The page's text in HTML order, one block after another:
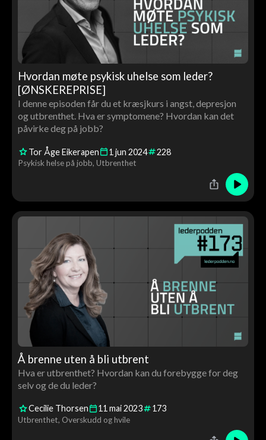
Hvordan møte psykisk uhelse som leder?
[ØNSKEREPRISE]
I denne episoden får du et kræsjkurs i angst, depresjon
og utbrenthet. Hva er symptomene? Hvordan kan det
påvirke deg på jobb?
Tor Åge Eikerapen 1 jun 2024 228
Psykisk helse på jobb Utbrenthet
Å brenne uten å bli utbrent
Hva er utbrenthet? Hvordan kan du forebygge for deg
selv og de du leder?
Cecilie Thorsen 11mai2023 173
Utbrenthet Overskudd og hvile